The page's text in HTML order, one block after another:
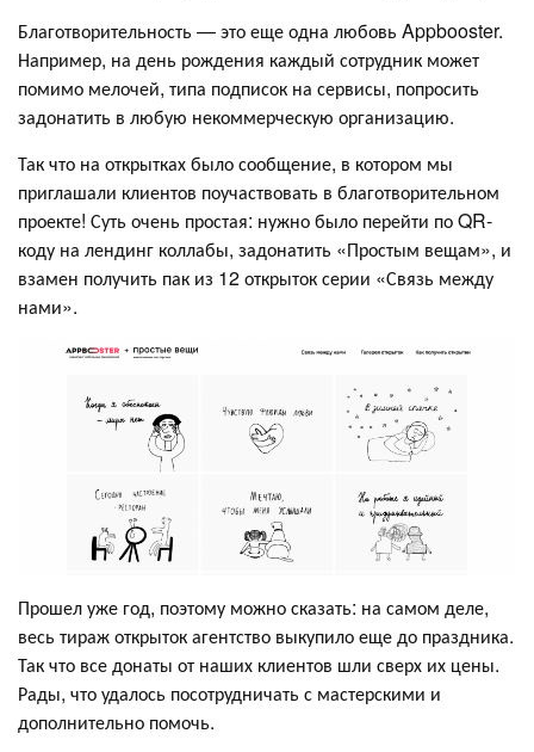
Благотворительность — это еще одна любовь Appbooster.
Например, на день рождения каждый сотрудник может
помимо мелочей, типа подписок на сервисы, попросить
задонатить в любую некоммерческую организацию.
Так что на открытках было сообщение, в котором мы
приглашали клиентов поучаствовать в благотворительном
проекте! Суть очень простая: нужно было перейти по QR-
коду на лендинг коллабы, задонатить «Простым вещам», и
взамен получить пак из 12 открыток серии «Связь между
нами».
Прошел уже год, поэтому можно сказать: на самом деле,
весь тираж открыток агентство выкупило еще до праздника.
Так что все донаты от наших клиентов шли сверх их цены.
Рады, что удалось посотрудничать с мастерскими и
дополнительно помочь.